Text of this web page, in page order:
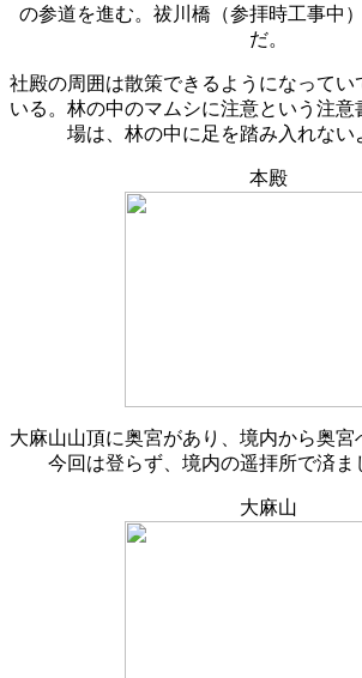
の参道を進む。祓川橋（参拝時工事中
だ。
社殿の周囲は散策できるようになってい
いる。林の中のマムシに注意という注意
場は、林の中に足を踏み入れない
本殿
大麻山山頂に奥宮があり、境内から奥宮
今回は登らず、境内の遥拝所で済ま
大麻山